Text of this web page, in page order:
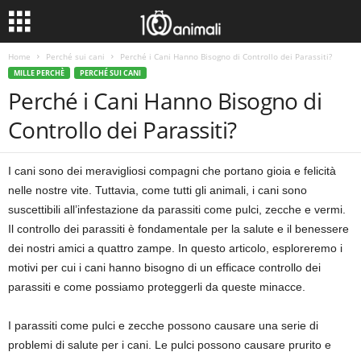
Home Perché sui cani Perché i Cani Hanno Bisogno di Controllo dei Parassiti?
MILLE PERCHÈ PERCHÉ SUI CANI
Perché i Cani Hanno Bisogno di
Controllo dei Parassiti?
I cani sono dei meravigliosi compagni che portano gioia e felicità
nelle nostre vite. Tuttavia, come tutti gli animali, i cani sono
suscettibili all’infestazione da parassiti come pulci, zecche e vermi.
Il controllo dei parassiti è fondamentale per la salute e il benessere
dei nostri amici a quattro zampe. In questo articolo, esploreremo i
motivi per cui i cani hanno bisogno di un efficace controllo dei
parassiti e come possiamo proteggerli da queste minacce.
I parassiti come pulci e zecche possono causare una serie di
problemi di salute per i cani. Le pulci possono causare prurito e